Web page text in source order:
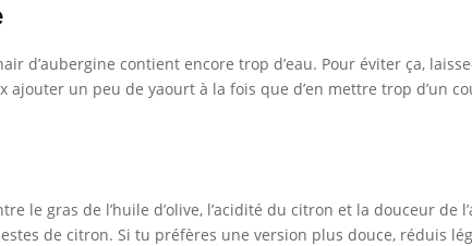
d’aubergine contient encore trop d’eau. Pour éviter ça,
un peu de yaourt à la fois que d’en mettre trop d’un
le gras de l’huile d’olive, l’acidité du citron et la douceur de
de citron. Si tu préfères une version plus douce, réduis